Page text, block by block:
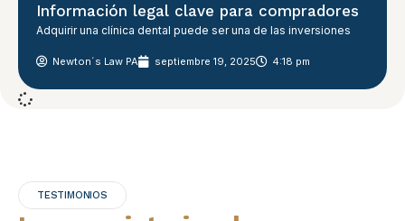
Información legal clave para compradores
Adquirir una clínica dental puede ser una de las inversiones
Newton´s Law PA septiembre 19, 2025 4:18 pm
TESTIMONIOS